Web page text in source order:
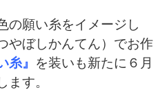
の願い糸をイメージし
やぼしかんてん）でお作
糸』 を装いも新たに６月
ます。